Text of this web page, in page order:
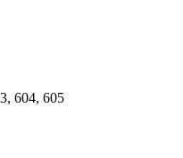
604, 605